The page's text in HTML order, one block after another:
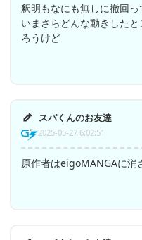
釈明もなにも無しに撤回
いまさらどんな動きした
ろうけど
スパくんのお友達
2025-05-27 6:02:51
原作者はeigoMANGAに消